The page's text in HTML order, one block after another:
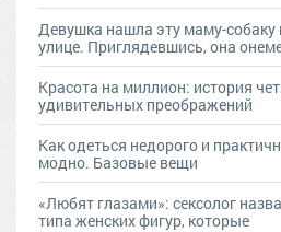
Девушка нашла эту маму-собаку
улице. Приглядевшись, она
Красота на миллион: история
удивительных преображений
Как одеться недорого и
модно. Базовые вещи
«Любят глазами»: сексолог
типа женских фигур, которые